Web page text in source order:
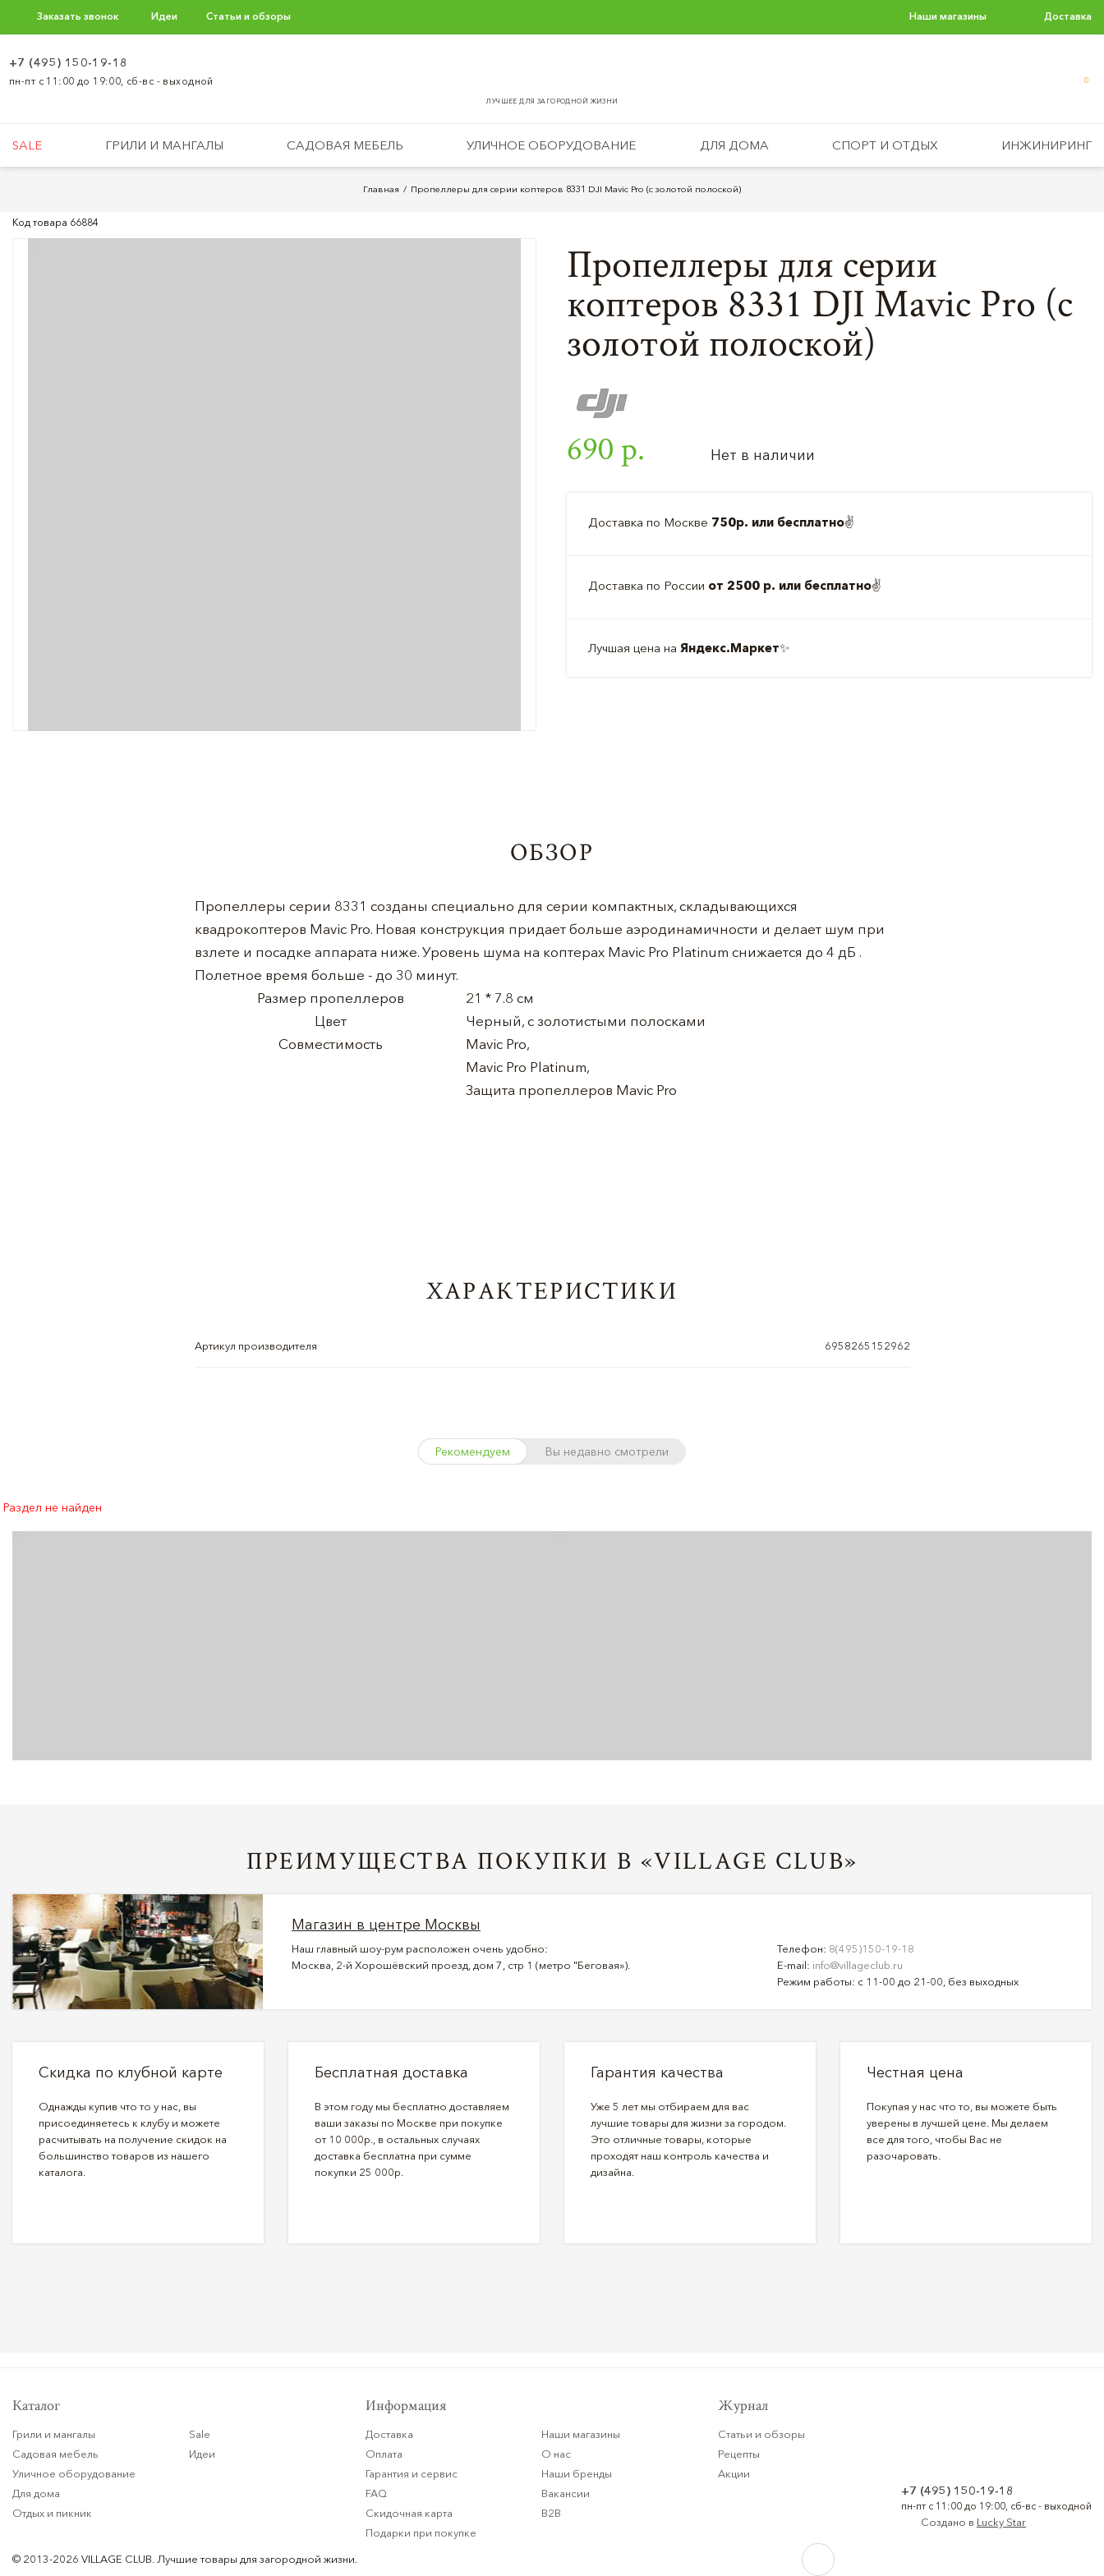
Заказать звонок Идеи Статьи и обзоры Наши магазины Доставка
ЛУЧШЕЕ ДЛЯ ЗАГОРОДНОЙ ЖИЗНИ
+7 (495) 150-19-18
пн-пт с 11:00 до 19:00, сб-вс - выходной 0
SALE ГРИЛИ И МАНГАЛЫ САДОВАЯ МЕБЕЛЬ УЛИЧНОЕ ОБОРУДОВАНИЕ ДЛЯ ДОМА СПОРТ И ОТДЫХ ИНЖИНИРИНГ
Главная Пропеллеры для серии коптеров 8331 DJI Mavic Pro (с золотой полоской)
Код товара 66884
Пропеллеры для серии
коптеров 8331 DJI Mavic Pro (с
золотой полоской)
690 р. Нет в наличии
Доставка по Москве 750р. или бесплатно✌️
Доставка по России от 2500 р. или бесплатно✌️
Лучшая цена на Яндекс.Маркет✨
ОБЗОР
Пропеллеры серии 8331 созданы специально для серии компактных, складывающихся
квадрокоптеров Mavic Pro. Новая конструкция придает больше аэродинамичности и делает шум при
взлете и посадке аппарата ниже. Уровень шума на коптерах Mavic Pro Platinum снижается до 4 дБ .
Полетное время больше - до 30 минут.
Размер пропеллеров
21 * 7.8 см
Цвет
Черный, с золотистыми полосками
Совместимость
Mavic Pro,
Mavic Pro Platinum,
Защита пропеллеров Mavic Pro
ХАРАКТЕРИСТИКИ
Артикул производителя 6958265152962
Рекомендуем Вы недавно смотрели
Раздел не найден
ПРЕИМУЩЕСТВА ПОКУПКИ В «VILLAGE CLUB»
Магазин в центре Москвы
Наш главный шоу-рум расположен очень удобно:
Москва, 2-й Хорошёвский проезд, дом 7, стр 1 (метро "Беговая»).
Телефон: 8(495)150-19-18
E-mail: info@villageclub.ru
Режим работы: с 11-00 до 21-00, без выходных
Скидка по клубной карте
Однажды купив что то у нас, вы
присоединяетесь к клубу и можете
расчитывать на получение скидок на
большинство товаров из нашего
каталога.
Бесплатная доставка
В этом году мы бесплатно доставляем
ваши заказы по Москве при покупке
от 10 000р., в остальных случаях
доставка бесплатна при сумме
покупки 25 000р.
Гарантия качества
Уже 5 лет мы отбираем для вас
лучшие товары для жизни за городом.
Это отличные товары, которые
проходят наш контроль качества и
дизайна.
Честная цена
Покупая у нас что то, вы можете быть
уверены в лучшей цене. Мы делаем
все для того, чтобы Вас не
разочаровать.
Каталог
Грили и мангалы
Садовая мебель
Уличное оборудование
Для дома
Отдых и пикник
Sale
Идеи
Информация
Доставка
Оплата
Гарантия и сервис
FAQ
Скидочная карта
Подарки при покупке
Наши магазины
О нас
Наши бренды
Вакансии
B2B
Журнал
Статьи и обзоры
Рецепты
Акции
© 2013-2026 VILLAGE CLUB. Лучшие товары для загородной жизни.
+7 (495) 150-19-18
пн-пт с 11:00 до 19:00, сб-вс - выходной
Создано в Lucky Star